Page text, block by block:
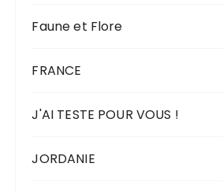
Faune et Flore
FRANCE
J'AI TESTE POUR VOUS !
JORDANIE